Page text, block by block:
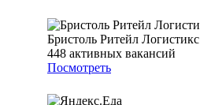
Бристоль Ритейл Логистикс
448 активных вакансий
Посмотреть